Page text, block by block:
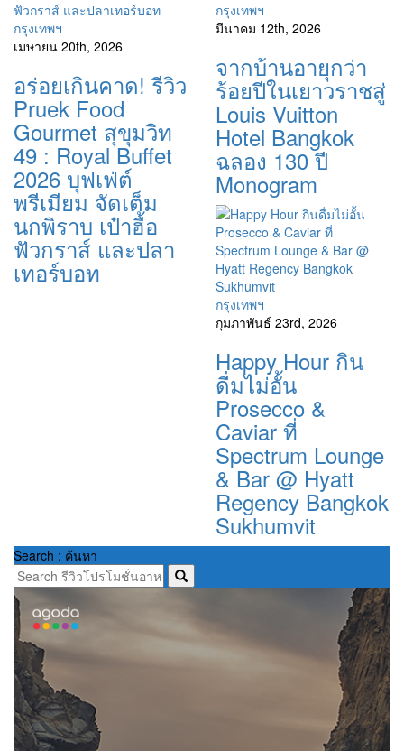
กรุงเทพฯ
เมษายน 20th, 2026
อร่อยเกินคาด! รีวิว
Pruek Food
Gourmet สุขุมวิท
49 : Royal Buffet
2026 บุฟเฟ่ต์
พรีเมียม จัดเต็ม
นกพิราบ เป๋าฮื้อ
ฟัวกราส์ และปลา
เทอร์บอท
กรุงเทพฯ
มีนาคม 12th, 2026
จากบ้านอายุกว่า
ร้อยปีในเยาวราชสู่
Louis Vuitton
Hotel Bangkok
ฉลอง 130 ปี
Monogram
กรุงเทพฯ
กุมภาพันธ์ 23rd, 2026
Happy Hour กิน
ดื่มไม่อั้น
Prosecco &
Caviar ที่
Spectrum Lounge
& Bar @ Hyatt
Regency Bangkok
Sukhumvit
Search : ค้นหา